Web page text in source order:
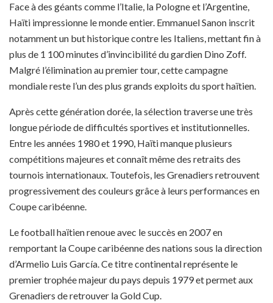
Face à des géants comme l’Italie, la Pologne et l’Argentine,
Haïti impressionne le monde entier. Emmanuel Sanon inscrit
notamment un but historique contre les Italiens, mettant fin à
plus de 1 100 minutes d’invincibilité du gardien Dino Zoff.
Malgré l’élimination au premier tour, cette campagne
mondiale reste l’un des plus grands exploits du sport haïtien.
Après cette génération dorée, la sélection traverse une très
longue période de difficultés sportives et institutionnelles.
Entre les années 1980 et 1990, Haïti manque plusieurs
compétitions majeures et connaît même des retraits des
tournois internationaux. Toutefois, les Grenadiers retrouvent
progressivement des couleurs grâce à leurs performances en
Coupe caribéenne.
Le football haïtien renoue avec le succès en 2007 en
remportant la Coupe caribéenne des nations sous la direction
d’Armelio Luis García. Ce titre continental représente le
premier trophée majeur du pays depuis 1979 et permet aux
Grenadiers de retrouver la Gold Cup.